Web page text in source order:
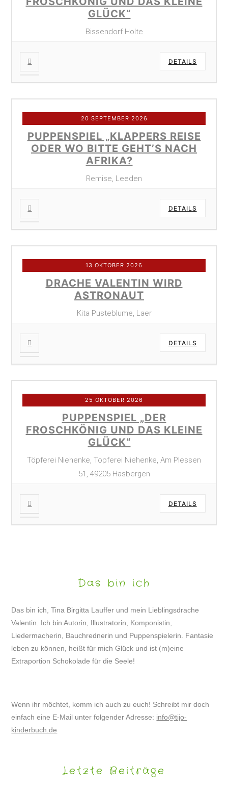
GLÜCK“
Bissendorf Holte
DETAILS
20 SEPTEMBER 2026
PUPPENSPIEL „KLAPPERS REISE
ODER WO BITTE GEHT’S NACH
AFRIKA?
Remise, Leeden
DETAILS
13 OKTOBER 2026
DRACHE VALENTIN WIRD
ASTRONAUT
Kita Pusteblume, Laer
DETAILS
25 OKTOBER 2026
PUPPENSPIEL „DER
FROSCHKÖNIG UND DAS KLEINE
GLÜCK“
Töpferei Niehenke, Töpferei Niehenke, Am Plessen
51, 49205 Hasbergen
DETAILS
Das bin ich
Das bin ich, Tina Birgitta Lauffer und mein Lieblingsdrache
Valentin. Ich bin Autorin, Illustratorin, Komponistin,
Liedermacherin, Bauchrednerin und Puppenspielerin. Fantasie
leben zu können, heißt für mich Glück und ist (m)eine
Extraportion Schokolade für die Seele!
Wenn ihr möchtet, komm ich auch zu euch! Schreibt mir doch
einfach eine E-Mail unter folgender Adresse: info@tijo-
kinderbuch.de
Letzte Beiträge